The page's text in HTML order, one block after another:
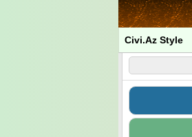
Civi.Az Style